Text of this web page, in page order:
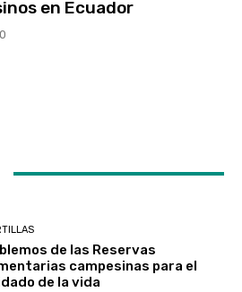
en Ecuador
de las Reservas
campesinas para el
de la vida